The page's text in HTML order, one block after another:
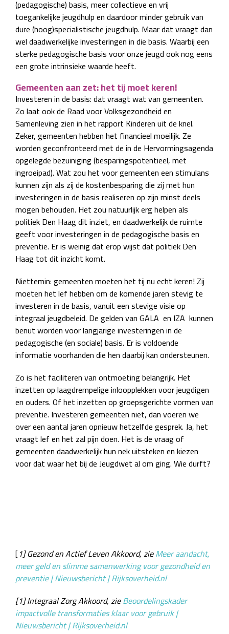
(pedagogische) basis, meer collectieve en vrij
toegankelijke jeugdhulp en daardoor minder gebruik van
dure (hoog)specialistische jeugdhulp. Maar dat vraagt dan
wel daadwerkelijke investeringen in die basis. Waarbij een
sterke pedagogische basis voor onze jeugd ook nog eens
een grote intrinsieke waarde heeft.
Gemeenten aan zet: het tij moet keren!
Investeren in de basis: dat vraagt wat van gemeenten.
Zo laat ook de Raad voor Volksgezondheid en
Samenleving zien in het rapport Kinderen uit de knel.
Zeker, gemeenten hebben het financieel moeilijk. Ze
worden geconfronteerd met de in de Hervormingsagenda
opgelegde bezuiniging (besparingspotentieel, met
ingroeipad). Wat zou het voor gemeenten een stimulans
kunnen zijn als zij de kostenbesparing die zij met hun
investeringen in de basis realiseren op zijn minst deels
mogen behouden. Het zou natuurlijk erg helpen als
politiek Den Haag dit inziet, en daadwerkelijk de ruimte
geeft voor investeringen in de pedagogische basis en
preventie. Er is weinig dat erop wijst dat politiek Den
Haag tot dit inzicht komt.
Niettemin: gemeenten moeten het tij nu echt keren! Zij
moeten het lef hebben om de komende jaren stevig te
investeren in de basis, vanuit een stevige visie op
integraal jeugdbeleid. De gelden van GALA en IZA kunnen
benut worden voor langjarige investeringen in de
pedagogische (en sociale) basis. Er is voldoende
informatie voorhanden die hen daarbij kan ondersteunen.
Zo is het faciliteren van ontmoeting belangrijk. Het
inzetten op laagdrempelige inloopplekken voor jeugdigen
en ouders. Of het inzetten op groepsgerichte vormen van
preventie. Investeren gemeenten niet, dan voeren we
over een aantal jaren opnieuw hetzelfde gesprek. Ja, het
vraagt lef en het zal pijn doen. Het is de vraag of
gemeenten daadwerkelijk hun nek uitsteken en kiezen
voor dat waar het bij de Jeugdwet al om ging. Wie durft?
[1] Gezond en Actief Leven Akkoord, zieMeer aandacht,
meer geld en slimme samenwerking voor gezondheid en
preventie | Nieuwsbericht | Rijksoverheid.nl
[1]Integraal Zorg Akkoord, zieBeoordelingskader
impactvolle transformaties klaar voor gebruik |
Nieuwsbericht | Rijksoverheid.nl